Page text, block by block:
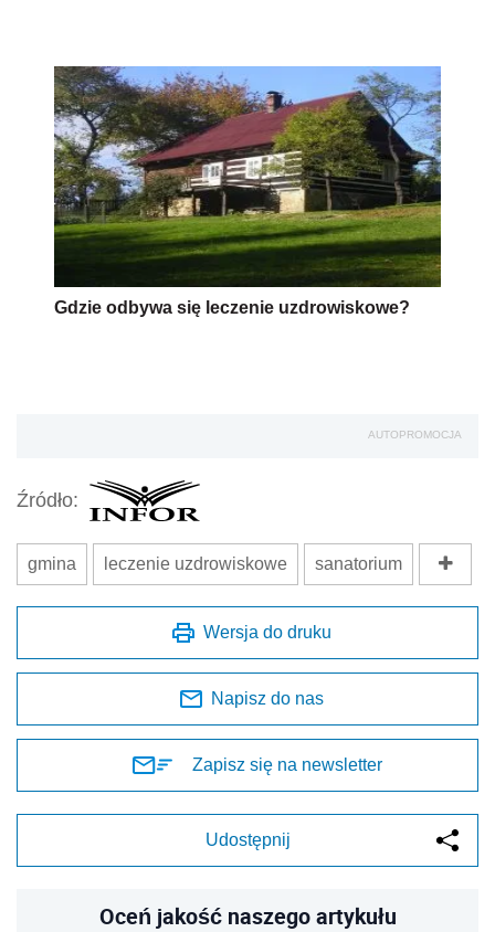
Gdzie odbywa się leczenie uzdrowiskowe?
AUTOPROMOCJA
Źródło:
gmina leczenie uzdrowiskowe sanatorium
Wersja do druku
Napisz do nas
Zapisz się na newsletter
Udostępnij
Oceń jakość naszego artykułu